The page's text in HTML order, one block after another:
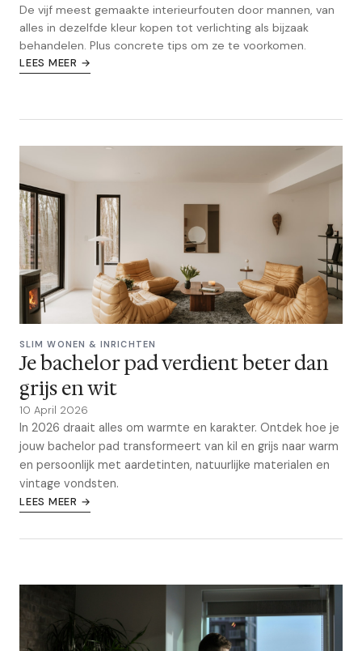
De vijf meest gemaakte interieurfouten door mannen, van
alles in dezelfde kleur kopen tot verlichting als bijzaak
behandelen. Plus concrete tips om ze te voorkomen.
LEES MEER →
SLIM WONEN & INRICHTEN
Je bachelor pad verdient beter dan
grijs en wit
10 April 2026
In 2026 draait alles om warmte en karakter. Ontdek hoe je
jouw bachelor pad transformeert van kil en grijs naar warm
en persoonlijk met aardetinten, natuurlijke materialen en
vintage vondsten.
LEES MEER →